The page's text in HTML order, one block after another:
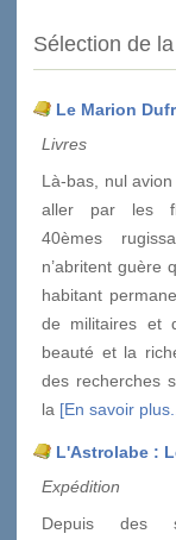
Sélection de
Le Marion
Livres
Là-bas, nul
aller par les
40èmes
n’abritent guère
habitant
de militaires et
beauté et la
des recherches
la [En savoir
L'Astrolabe :
Expédition
Depuis des